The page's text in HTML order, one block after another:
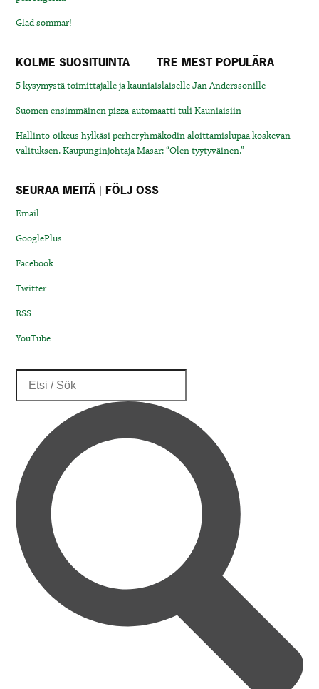
Glad sommar!
KOLME SUOSITUINTA TRE MEST POPULÄRA
5 kysymystä toimittajalle ja kauniaislaiselle Jan Anderssonille
Suomen ensimmäinen pizza-automaatti tuli Kauniaisiin
Hallinto-oikeus hylkäsi perheryhmäkodin aloittamislupaa koskevan
valituksen. Kaupunginjohtaja Masar: “Olen tyytyväinen.”
SEURAA MEITÄ | FÖLJ OSS
Email
GooglePlus
Facebook
Twitter
RSS
YouTube